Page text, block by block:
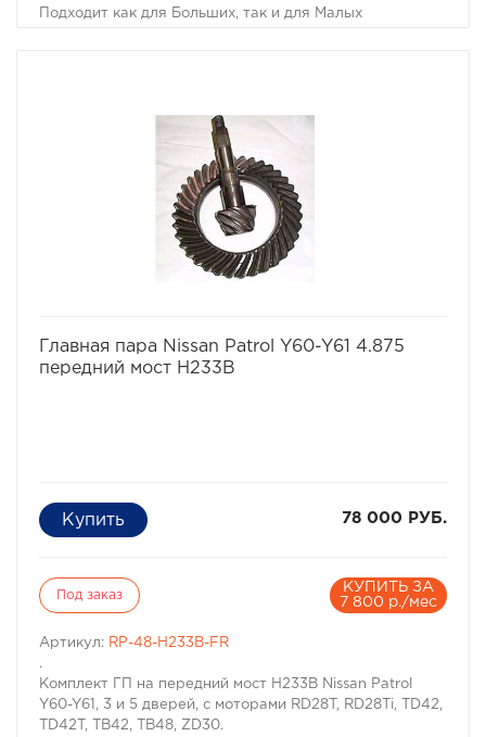
Подходит как для Больших, так и для Малых
Главная пара Nissan Patrol Y60-Y61 4.875
передний мост H233B
78 000 РУБ.
Под заказ
КУПИТЬ ЗА
7 800 р./мес
Артикул: RP-48-H233B-FR
.
Комплект ГП на передний мост Н233В Nissan Patrol
Y60-Y61, 3 и 5 дверей, с моторами RD28T, RD28Ti, TD42,
TD42T, TB42, TB48, ZD30.